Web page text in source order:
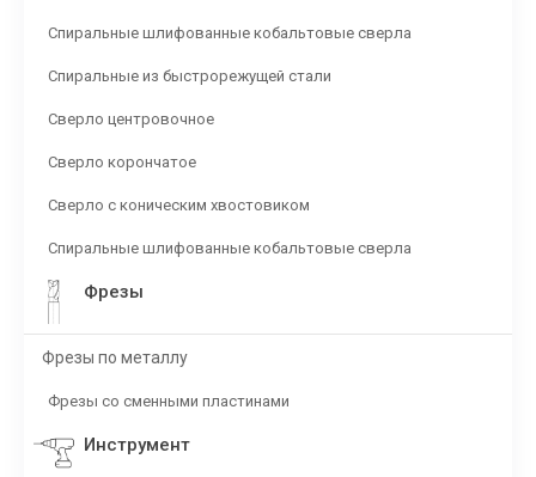
Спиральные шлифованные кобальтовые сверла
Спиральные из быстрорежущей стали
Сверло центровочное
Сверло корончатое
Сверло с коническим хвостовиком
Спиральные шлифованные кобальтовые сверла
Фрезы
Фрезы по металлу
Фрезы со сменными пластинами
Инструмент